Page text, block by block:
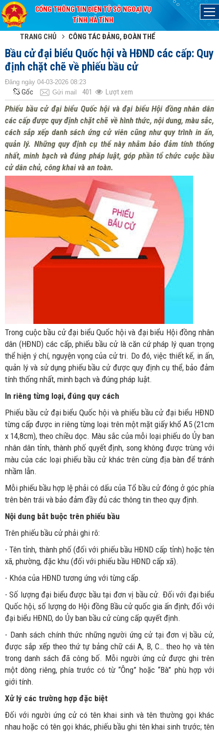
CỔNG THÔNG TIN ĐIỆN TỬ SỞ NGOẠI VỤ
TỈNH HÀ TĨNH
TRANG CHỦ CÔNG TÁC ĐẢNG, ĐOÀN THỂ
Bầu cử đại biểu Quốc hội và HĐND các cấp: Quy
định chặt chẽ về phiếu bầu cử
Đăng ngày 04-03-2026 08:23
Gốc Gửi mail 401 Lượt xem
Phiếu bầu cử đại biểu Quốc hội và đại biểu Hội đồng nhân dân
các cấp được quy định chặt chẽ về hình thức, nội dung, màu sắc,
cách sắp xếp danh sách ứng cử viên cũng như quy trình in ấn,
quản lý. Những quy định cụ thể này nhằm bảo đảm tính thống
nhất, minh bạch và đúng pháp luật, góp phần tổ chức cuộc bầu
cử dân chủ, công khai và an toàn.
Trong cuộc bầu cử đại biểu Quốc hội và đại biểu Hội đồng nhân
dân (HĐND) các cấp, phiếu bầu cử là căn cứ pháp lý quan trọng
thể hiện ý chí, nguyện vọng của cử tri. Do đó, việc thiết kế, in ấn,
quản lý và sử dụng phiếu bầu cử được quy định cụ thể, bảo đảm
tính thống nhất, minh bạch và đúng pháp luật.
In riêng từng loại, đúng quy cách
Phiếu bầu cử đại biểu Quốc hội và phiếu bầu cử đại biểu HĐND
từng cấp được in riêng từng loại trên một mặt giấy khổ A5 (21cm
x 14,8cm), theo chiều dọc. Màu sắc của mỗi loại phiếu do Ủy ban
nhân dân tỉnh, thành phố quyết định, song không được trùng với
màu của các loại phiếu bầu cử khác trên cùng địa bàn để tránh
nhầm lẫn.
Mỗi phiếu bầu hợp lệ phải có dấu của Tổ bầu cử đóng ở góc phía
trên bên trái và bảo đảm đầy đủ các thông tin theo quy định.
Nội dung bắt buộc trên phiếu bầu
Trên phiếu bầu cử phải ghi rõ:
- Tên tỉnh, thành phố (đối với phiếu bầu HĐND cấp tỉnh) hoặc tên
xã, phường, đặc khu (đối với phiếu bầu HĐND cấp xã).
- Khóa của HĐND tương ứng với từng cấp.
- Số lượng đại biểu được bầu tại đơn vị bầu cử. Đối với đại biểu
Quốc hội, số lượng do Hội đồng Bầu cử quốc gia ấn định; đối với
đại biểu HĐND, do Ủy ban bầu cử cùng cấp quyết định.
- Danh sách chính thức những người ứng cử tại đơn vị bầu cử,
được sắp xếp theo thứ tự bảng chữ cái A, B, C… theo họ và tên
trong danh sách đã công bố. Mỗi người ứng cử được ghi trên
một dòng riêng, phía trước có từ “Ông” hoặc “Bà” phù hợp với
giới tính.
Xử lý các trường hợp đặc biệt
Đối với người ứng cử có tên khai sinh và tên thường gọi khác
nhau hoặc có tên gọi khác, phiếu bầu ghi tên khai sinh trước; tên
Đã kết nối EMC